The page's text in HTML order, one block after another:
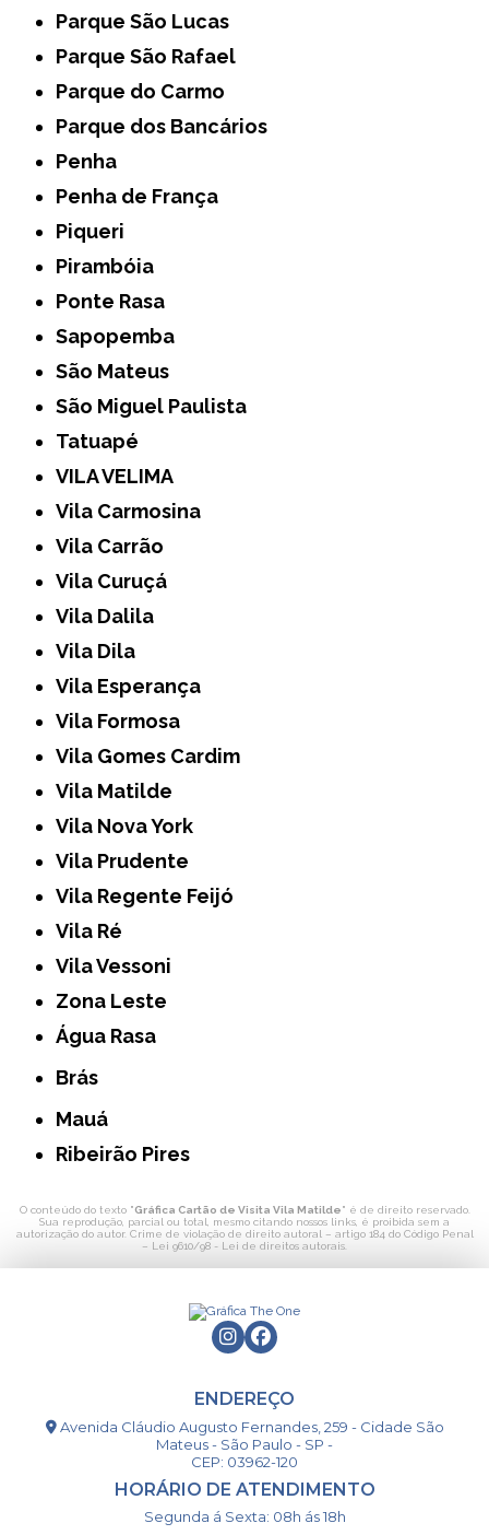
Parque São Lucas
Parque São Rafael
Parque do Carmo
Parque dos Bancários
Penha
Penha de França
Piqueri
Pirambóia
Ponte Rasa
Sapopemba
São Mateus
São Miguel Paulista
Tatuapé
VILA VELIMA
Vila Carmosina
Vila Carrão
Vila Curuçá
Vila Dalila
Vila Dila
Vila Esperança
Vila Formosa
Vila Gomes Cardim
Vila Matilde
Vila Nova York
Vila Prudente
Vila Regente Feijó
Vila Ré
Vila Vessoni
Zona Leste
Água Rasa
Brás
Mauá
Ribeirão Pires
O conteúdo do texto "Gráfica Cartão de Visita Vila Matilde" é de direito reservado.
Sua reprodução, parcial ou total, mesmo citando nossos links, é proibida sem a
autorização do autor. Crime de violação de direito autoral – artigo 184 do Código Penal
– Lei 9610/98 - Lei de direitos autorais.
ENDEREÇO
Avenida Cláudio Augusto Fernandes, 259 - Cidade São
Mateus - São Paulo - SP -
CEP: 03962-120
HORÁRIO DE ATENDIMENTO
Segunda á Sexta: 08h ás 18h